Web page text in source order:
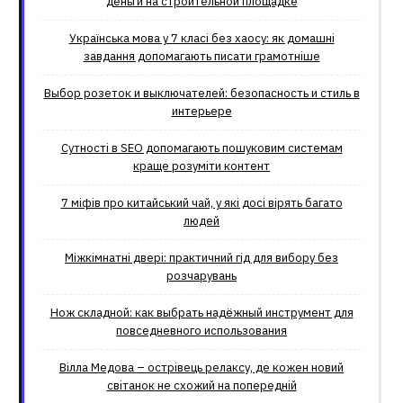
Українська мова у 7 класі без хаосу: як домашні
завдання допомагають писати грамотніше
Выбор розеток и выключателей: безопасность и стиль в
интерьере
Сутності в SEO допомагають пошуковим системам
краще розуміти контент
7 міфів про китайський чай, у які досі вірять багато
людей
Міжкімнатні двері: практичний гід для вибору без
розчарувань
Нож складной: как выбрать надёжный инструмент для
повседневного использования
Вілла Медова – острівець релаксу, де кожен новий
світанок не схожий на попередній